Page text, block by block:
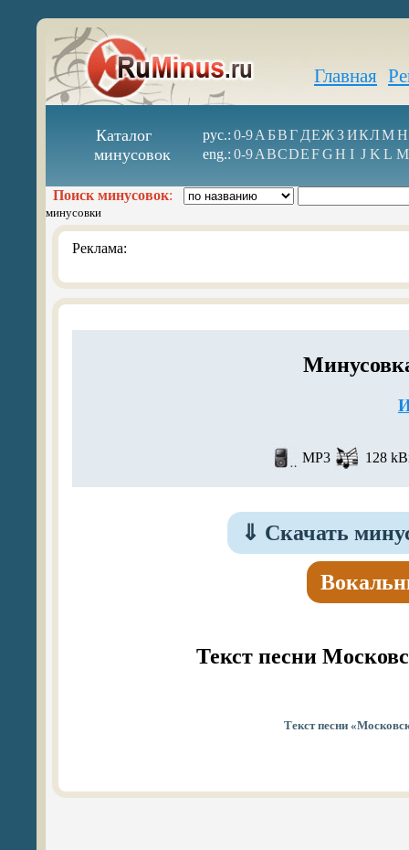
Главная
Каталог
минусовок
рус.: 0-9А БВГ ДЕЖ З ИКЛМН
eng.: 0-9ABCDEFGH I J K L M
Поиск минусовок:
минусовки
Реклама:
MP3 128
⇓ Скачать
Текст песни
Текст песни